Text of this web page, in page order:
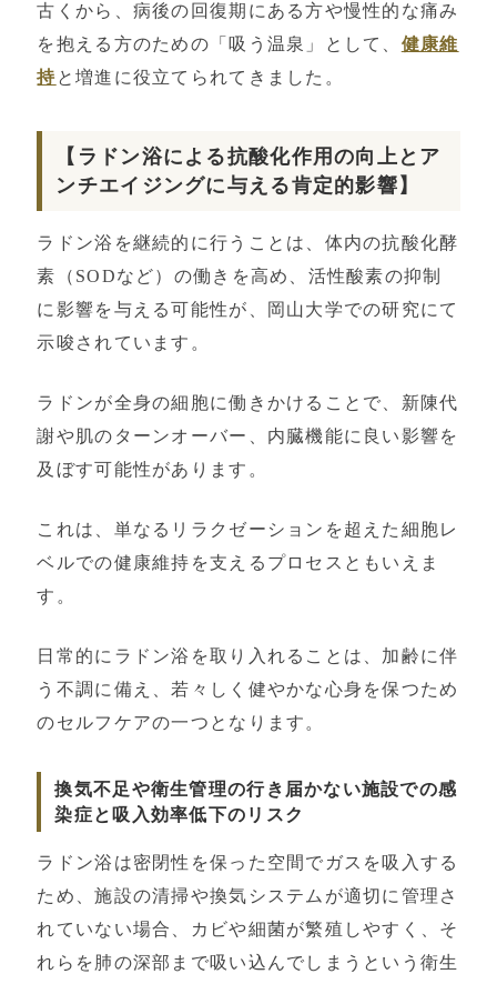
古くから、病後の回復期にある方や慢性的な痛み
を抱える方のための「吸う温泉」として、 健康維
持と増進に役立てられてきました。
【ラドン浴による抗酸化作用の向上とア
ンチエイジングに与える肯定的影響】
ラドン浴を継続的に行うことは、体内の抗酸化酵
素（SODなど）の働きを高め、活性酸素の抑制
に影響を与える可能性が、岡山大学での研究にて
示唆されています。
ラドンが全身の細胞に働きかけることで、新陳代
謝や肌のターンオーバー、内臓機能に良い影響を
及ぼす可能性があります。
これは、単なるリラクゼーションを超えた細胞レ
ベルでの健康維持を支えるプロセスともいえま
す。
日常的にラドン浴を取り入れることは、加齢に伴
う不調に備え、若々しく健やかな心身を保つため
のセルフケアの一つとなります。
換気不足や衛生管理の行き届かない施設での感
染症と吸入効率低下のリスク
ラドン浴は密閉性を保った空間でガスを吸入する
ため、施設の清掃や換気システムが適切に管理さ
れていない場合、カビや細菌が繁殖しやすく、そ
れらを肺の深部まで吸い込んでしまうという衛生